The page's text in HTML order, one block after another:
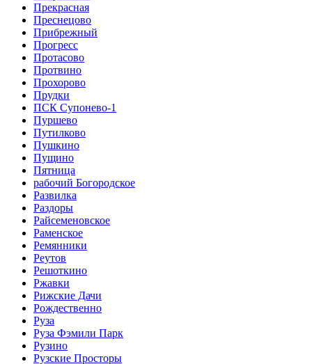
Прекрасная
Преснецово
Прибрежный
Прогресс
Протасово
Протвино
Прохорово
Прудки
ПСК Супонево-1
Пуршево
Путилково
Пушкино
Пущино
Пятница
рабочий Богородское
Развилка
Раздоры
Райсеменовское
Раменское
Ремянники
Реутов
Решоткино
Ржавки
Рижские Дачи
Рождественно
Руза
Руза Фэмили Парк
Рузино
Рузские Просторы